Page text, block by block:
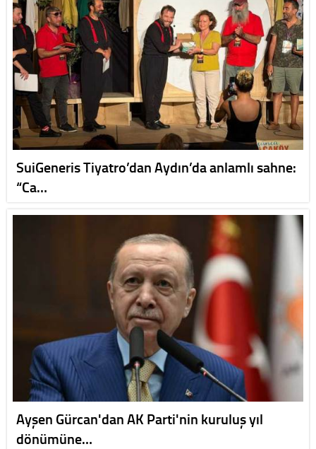
SuiGeneris Tiyatro’dan Aydın’da anlamlı sahne:
“Ca…
Ayşen Gürcan'dan AK Parti'nin kuruluş yıl
dönümüne…